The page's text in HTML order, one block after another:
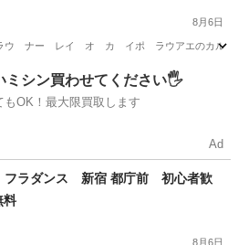
8月6日
ウ ナー レイ オ カ イポ ラウアエのカルチャ
フラダンス クラス
ミシン買わせてください🖐️
もOK！最大限買取します
Ad
フラダンス 新宿 都庁前 初心者歓
8月6日